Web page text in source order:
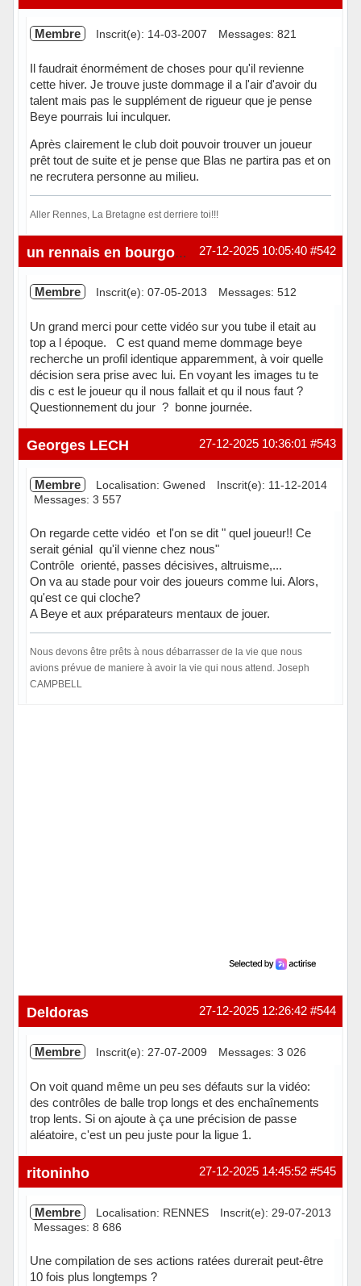
Membre Inscrit(e): 14-03-2007 Messages: 821
Il faudrait énormément de choses pour qu'il revienne
cette hiver. Je trouve juste dommage il a l'air d'avoir du
talent mais pas le supplément de rigueur que je pense
Beye pourrais lui inculquer.
Après clairement le club doit pouvoir trouver un joueur
prêt tout de suite et je pense que Blas ne partira pas et on
ne recrutera personne au milieu.
Aller Rennes, La Bretagne est derriere toi!!!
Hors ligne #542
27-12-2025 10:05:40
un rennais en bourgogne
Membre Inscrit(e): 07-05-2013 Messages: 512
Un grand merci pour cette vidéo sur you tube il etait au
top a l époque. C est quand meme dommage beye
recherche un profil identique apparemment, à voir quelle
décision sera prise avec lui. En voyant les images tu te
dis c est le joueur qu il nous fallait et qu il nous faut ?
Questionnement du jour ? bonne journée.
Hors ligne #543
27-12-2025 10:36:01
Georges LECH
Membre Localisation: Gwened
Inscrit(e): 11-12-2014
Messages: 3 557
On regarde cette vidéo et l'on se dit " quel joueur!! Ce
serait génial qu'il vienne chez nous"
Contrôle orienté, passes décisives, altruisme,...
On va au stade pour voir des joueurs comme lui. Alors,
qu'est ce qui cloche?
A Beye et aux préparateurs mentaux de jouer.
Nous devons être prêts à nous débarrasser de la vie que nous
avions prévue de maniere à avoir la vie qui nous attend. Joseph
CAMPBELL
#544
27-12-2025 12:26:42
Deldoras
Membre Inscrit(e): 27-07-2009 Messages: 3 026
On voit quand même un peu ses défauts sur la vidéo:
des contrôles de balle trop longs et des enchaînements
trop lents. Si on ajoute à ça une précision de passe
aléatoire, c'est un peu juste pour la ligue 1.
Hors ligne #545
27-12-2025 14:45:52
ritoninho
Membre Localisation: RENNES
Inscrit(e): 29-07-2013
Messages: 8 686
Une compilation de ses actions ratées durerait peut-être
10 fois plus longtemps ?